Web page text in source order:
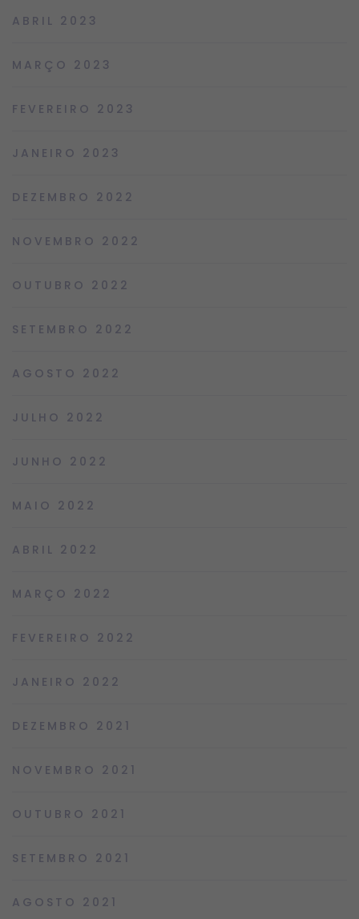
ABRIL 2023
MARÇO 2023
FEVEREIRO 2023
JANEIRO 2023
DEZEMBRO 2022
NOVEMBRO 2022
OUTUBRO 2022
SETEMBRO 2022
AGOSTO 2022
JULHO 2022
JUNHO 2022
MAIO 2022
ABRIL 2022
MARÇO 2022
FEVEREIRO 2022
JANEIRO 2022
DEZEMBRO 2021
NOVEMBRO 2021
OUTUBRO 2021
SETEMBRO 2021
AGOSTO 2021